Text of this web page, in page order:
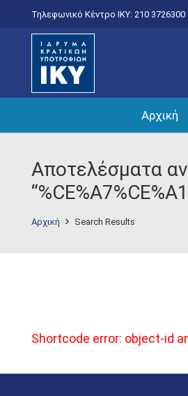
Τηλεφωνικό Κέντρο IKY: 210 3726300
Αρχική
Αποτελέσματα
Αρχική Search Results
Shortcode error: object-id